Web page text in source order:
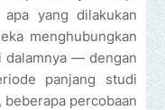
apa yang dilakukan
menghubungkan
— dengan
panjang studi
percobaan